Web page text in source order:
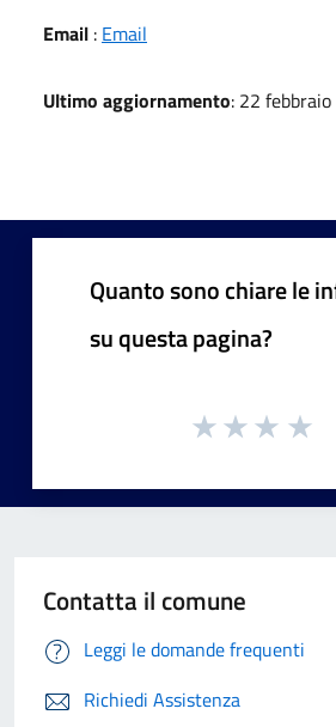
Email : Email
Ultimo aggiornamento: 22
Quanto sono chiare le
su questa pagina?
Contatta il comune
Leggi le domande frequenti
Richiedi Assistenza